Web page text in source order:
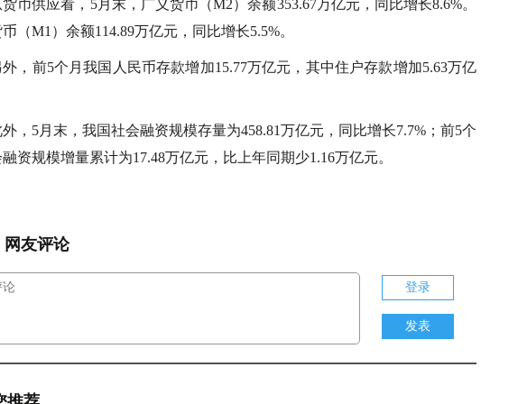
货币供应看，5月末，广义货币（M2）余额353.67万亿元，同比增长8.6%。
（M1）余额114.89万亿元，同比增长5.5%。
外，前5个月我国人民币存款增加15.77万亿元，其中住户存款增加5.63万亿
外，5月末，我国社会融资规模存量为458.81万亿元，同比增长7.7%；前5个
融资规模增量累计为17.48万亿元，比上年同期少1.16万亿元。
网友评论
登录
发表